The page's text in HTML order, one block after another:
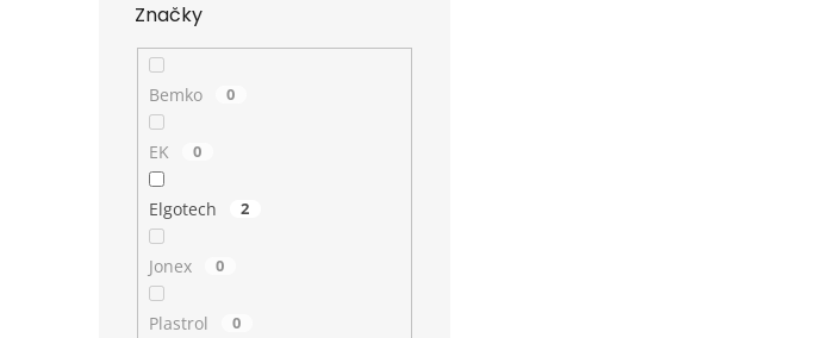
Značky
Bemko 0
EK 0
Elgotech 2
Jonex 0
Plastrol 0